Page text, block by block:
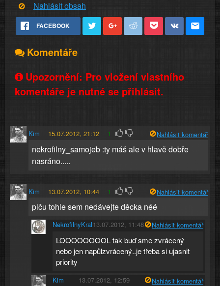
Nahlásit obsah
FACEBOOK
Komentáře
Upozornění: Pro vložení vlastního
komentáře je nutné se přihlásit.
Kim 15.07.2012, 21:12 1 Nahlásit komentář
nekrofilny_samojeb :ty máš ale v hlavě dobře
nasráno.....
Kim 13.07.2012, 10:44 1 Nahlásit komentář
piču tohle sem nedávejte děcka néé
NekrofilnyKral13.07.2012, 11:48 Nahlásit komentář
LOOOOOOOOL tak buď sme zvrácený
nebo jen napůlzvrácený..je třeba si ujasnit
priority
Kim 13.07.2012, 12:59 Nahlásit komentář